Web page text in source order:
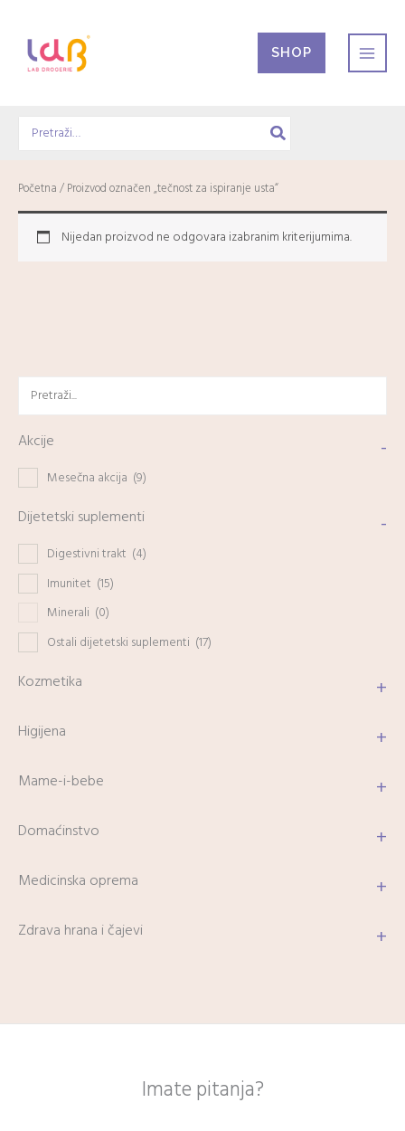
sadržaj
SHOP
Search
Akcije -
Mesečna akcija (9)
Dijetetski suplementi -
Digestivni trakt (4)
Imunitet (15)
Minerali (0)
Ostali dijetetski suplementi (17)
Kozmetika +
Higijena +
Mame-i-bebe +
Domaćinstvo +
Medicinska oprema +
Zdrava hrana i čajevi +
Početna / Proizvod označen „tečnost za ispiranje usta“
Nijedan proizvod ne odgovara izabranim kriterijumima.
Imate pitanja?